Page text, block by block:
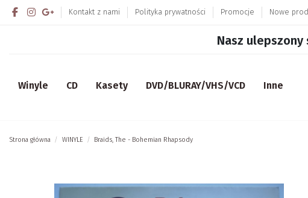
Kontakt z nami Polityka prywatności Promocje Nowe
Nasz ulepszony
Winyle CD Kasety DVD/BLURAY/VHS/VCD
Inne
Strona główna WINYLE Braids, The - Bohemian Rhapsody